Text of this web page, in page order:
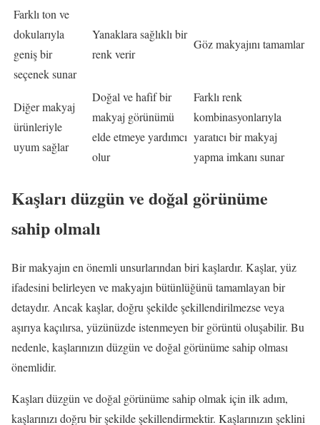
Farklı ton ve
dokularıyla
geniş bir
seçenek sunar
Yanaklara sağlıklı bir
renk verir
Göz makyajını tamamlar
Diğer makyaj
ürünleriyle
uyum sağlar
Doğal ve hafif bir
makyaj görünümü
elde etmeye yardımcı
olur
Farklı renk
kombinasyonlarıyla
yaratıcı bir makyaj
yapma imkanı sunar
Kaşları düzgün ve doğal görünüme
sahip olmalı
Bir makyajın en önemli unsurlarından biri kaşlardır. Kaşlar, yüz
ifadesini belirleyen ve makyajın bütünlüğünü tamamlayan bir
detaydır. Ancak kaşlar, doğru şekilde şekillendirilmezse veya
aşırıya kaçılırsa, yüzünüzde istenmeyen bir görüntü oluşabilir. Bu
nedenle, kaşlarınızın düzgün ve doğal görünüme sahip olması
önemlidir.
Kaşları düzgün ve doğal görünüme sahip olmak için ilk adım,
kaşlarınızı doğru bir şekilde şekillendirmektir. Kaşlarınızın şeklini